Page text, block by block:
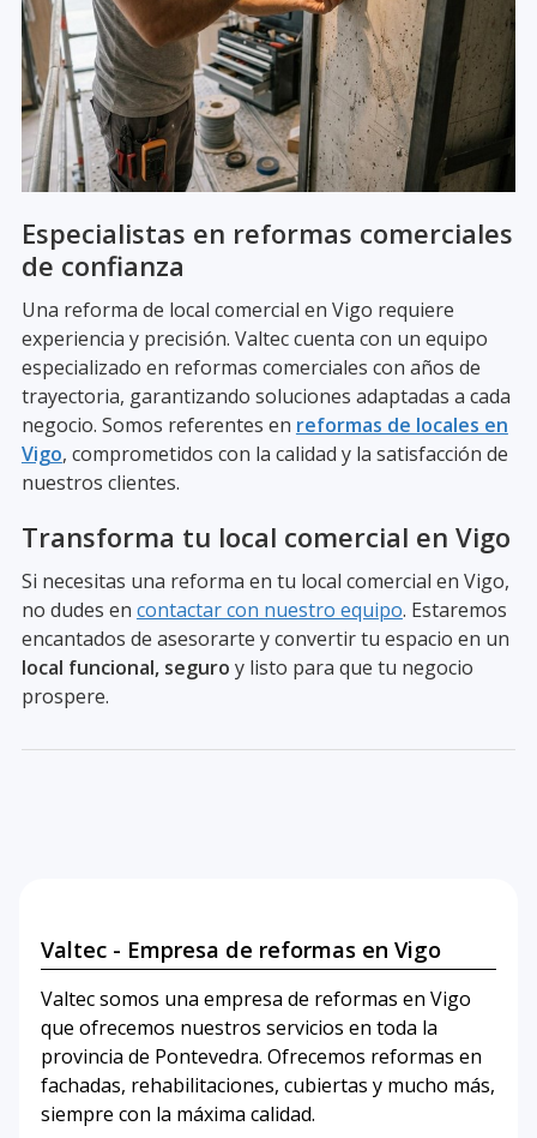
Especialistas en reformas comerciales
de confianza
Una reforma de local comercial en Vigo requiere
experiencia y precisión. Valtec cuenta con un equipo
especializado en reformas comerciales con años de
trayectoria, garantizando soluciones adaptadas a cada
negocio. Somos referentes en reformas de locales en
Vigo, comprometidos con la calidad y la satisfacción de
nuestros clientes.
Transforma tu local comercial en Vigo
Si necesitas una reforma en tu local comercial en Vigo,
no dudes en contactar con nuestro equipo. Estaremos
encantados de asesorarte y convertir tu espacio en un
local funcional, seguro y listo para que tu negocio
prospere.
Valtec - Empresa de reformas en Vigo
Valtec somos una empresa de reformas en Vigo
que ofrecemos nuestros servicios en toda la
provincia de Pontevedra. Ofrecemos reformas en
fachadas, rehabilitaciones, cubiertas y mucho más,
siempre con la máxima calidad.